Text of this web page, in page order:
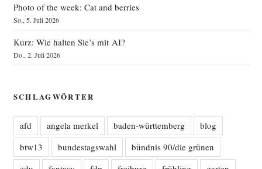
Photo of the week: Cat and berries
So., 5. Juli 2026
Kurz: Wie halten Sie’s mit AI?
Do., 2. Juli 2026
SCHLAGWÖRTER
afd angela merkel baden-württemberg
blog
btw13
bundestagswahl
bündnis 90/die grünen